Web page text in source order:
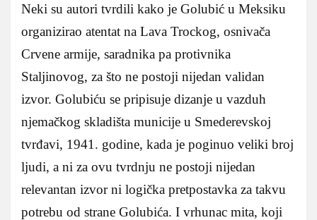
Neki su autori tvrdili kako je Golubić u Meksiku
organizirao atentat na Lava Trockog, osnivača
Crvene armije, saradnika pa protivnika
Staljinovog, za što ne postoji nijedan validan
izvor. Golubiću se pripisuje dizanje u vazduh
njemačkog skladišta municije u Smederevskoj
tvrđavi, 1941. godine, kada je poginuo veliki broj
ljudi, a ni za ovu tvrdnju ne postoji nijedan
relevantan izvor ni logička pretpostavka za takvu
potrebu od strane Golubića. I vrhunac mita, koji